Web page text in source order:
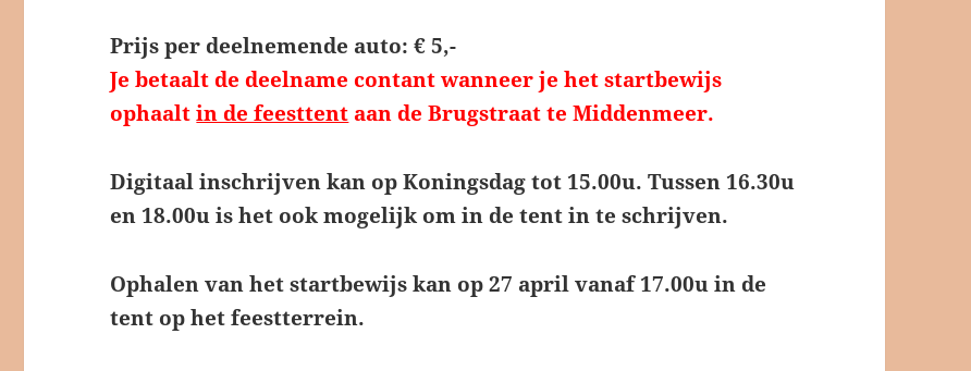
Prijs per deelnemende auto: € 5,-
Je betaalt de deelname contant wanneer je het startbewijs
ophaaltin de feesttent aan de Brugstraat te Middenmeer.
Digitaal inschrijven kan op Koningsdag tot 15.00u. Tussen 16.30u
en 18.00u is het ook mogelijk om in de tent in te schrijven.
Ophalen van het startbewijs kan op 27 april vanaf 17.00u in de
tent op het feestterrein.